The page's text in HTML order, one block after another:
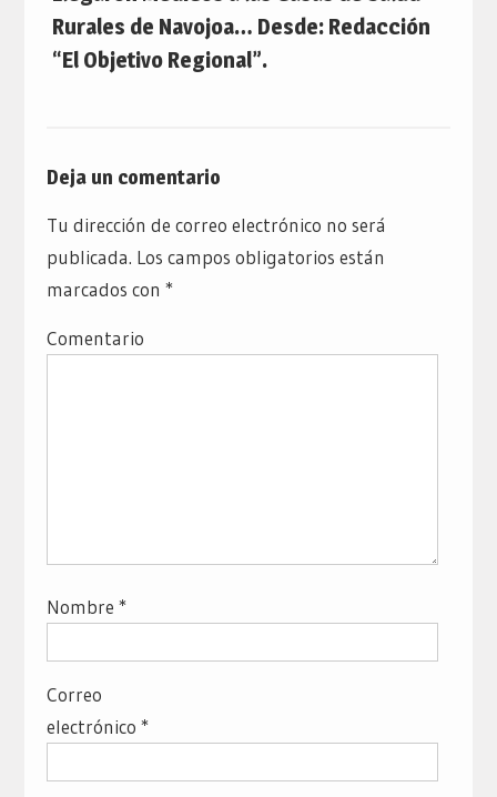
Rurales de Navojoa… Desde: Redacción
“El Objetivo Regional”.
Deja un comentario
Tu dirección de correo electrónico no será
publicada. Los campos obligatorios están
marcados con *
Comentario
Nombre *
Correo
electrónico *